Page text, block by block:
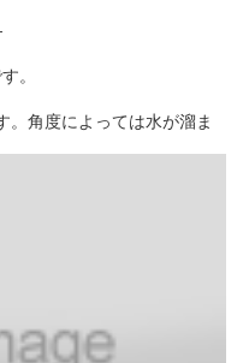
。
。角度によっては水が溜ま